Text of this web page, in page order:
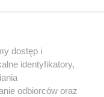
dostęp i
identyfikatory,
odbiorców oraz